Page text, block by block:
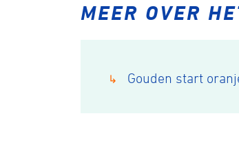
MEER OVER
↳ Gouden start